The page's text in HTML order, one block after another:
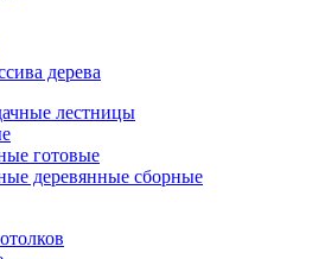
дерева
лестницы
готовые
деревянные сборные